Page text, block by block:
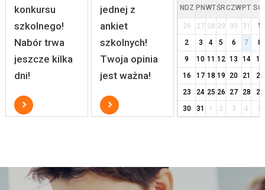
konkursu
szkolnego!
Nabór trwa
jeszcze kilka
dni!
jednej z
ankiet
szkolnych!
Twoja opinia
jest ważna!
NDZ PN WTŚRCZW PT
26 27 28 29 30 31
1
2
3 4 5 6 7
8
9
10 11 12 13 14
15
16
17 18 19 20 21
22
23
24 25 26 27 28
29
30
31 1 2 3 4 5